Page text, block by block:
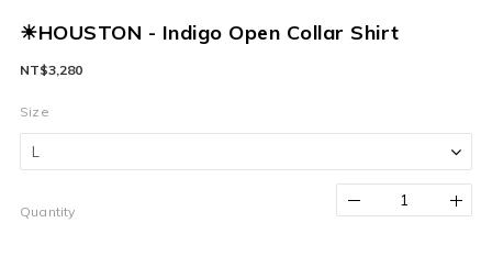
☀HOUSTON - Indigo Open Collar Shirt
NT$3,280
Size
Quantity